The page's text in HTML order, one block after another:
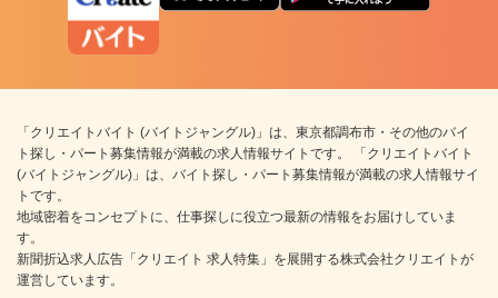
「クリエイトバイト (バイトジャングル)」は、東京都調布市・その他のバイ
ト探し・パート募集情報が満載の求人情報サイトです。 「クリエイトバイト
(バイトジャングル)」は、バイト探し・パート募集情報が満載の求人情報サイ
トです。
地域密着をコンセプトに、仕事探しに役立つ最新の情報をお届けしていま
す。
新聞折込求人広告「クリエイト 求人特集」を展開する株式会社クリエイトが
運営しています。